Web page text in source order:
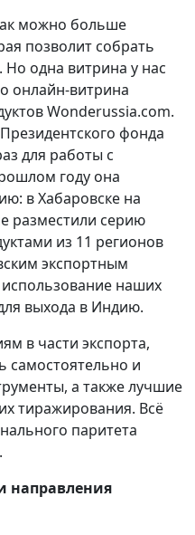
можно больше
позволит собрать
Но одна витрина у нас
онлайн-витрина
Wonderussia.com.
фонда
для работы с
году она
в Хабаровске на
разместили серию
из 11 регионов
экспортным
наших
выхода в Индию.
в части экспорта,
самостоятельно и
а также лучшие
тиражирования. Всё
паритета
направления